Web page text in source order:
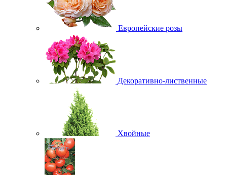
Европейские розы
Декоративно-лиственные
Хвойные